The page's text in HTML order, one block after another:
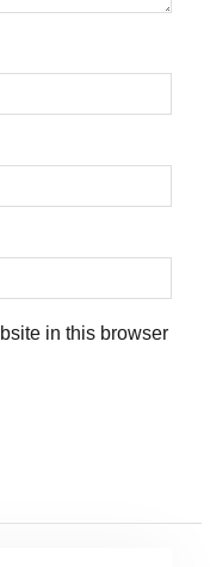
in this browser